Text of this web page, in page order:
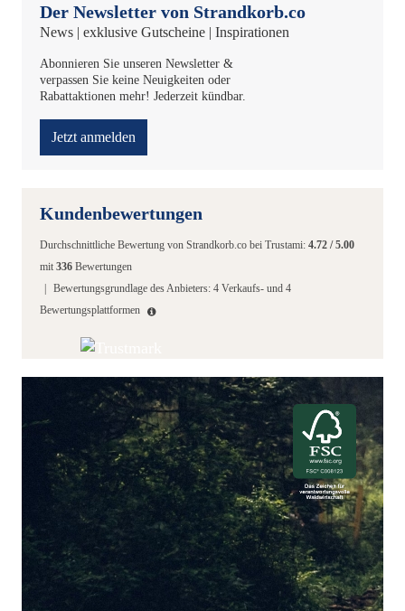
Der Newsletter von Strandkorb.co
News | exklusive Gutscheine | Inspirationen
Abonnieren Sie unseren Newsletter &
verpassen Sie keine Neuigkeiten oder
Rabattaktionen mehr! Jederzeit kündbar.
Jetzt anmelden
Kundenbewertungen
Durchschnittliche Bewertung von Strandkorb.co bei Trustami: 4.72 /5.00
mit 336 Bewertungen
Bewertungsgrundlage des Anbieters: 4 Verkaufs- und 4
Bewertungsplattformen